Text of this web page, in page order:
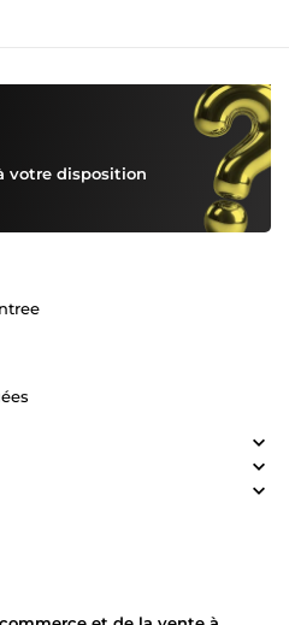
votre disposition